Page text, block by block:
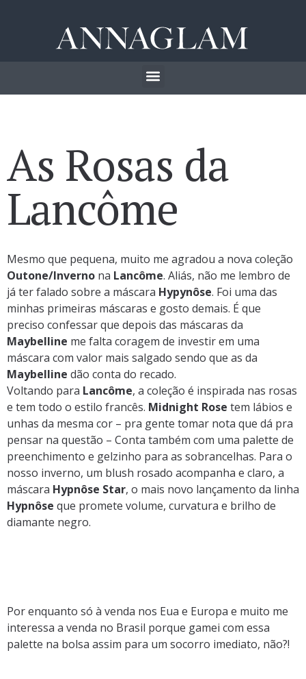
As Rosas da
Lancôme
Mesmo que pequena, muito me agradou a nova coleção
Outone/Inverno na Lancôme. Aliás, não me lembro de
já ter falado sobre a máscara Hypynôse. Foi uma das
minhas primeiras máscaras e gosto demais. É que
preciso confessar que depois das máscaras da
Maybelline me falta coragem de investir em uma
máscara com valor mais salgado sendo que as da
Maybelline dão conta do recado.
Voltando para Lancôme, a coleção é inspirada nas rosas
e tem todo o estilo francês. Midnight Rose tem lábios e
unhas da mesma cor – pra gente tomar nota que dá pra
pensar na questão – Conta também com uma palette de
preenchimento e gelzinho para as sobrancelhas. Para o
nosso inverno, um blush rosado acompanha e claro, a
máscara Hypnôse Star, o mais novo lançamento da linha
Hypnôse que promete volume, curvatura e brilho de
diamante negro.
Por enquanto só à venda nos Eua e Europa e muito me
interessa a venda no Brasil porque gamei com essa
palette na bolsa assim para um socorro imediato, não?!